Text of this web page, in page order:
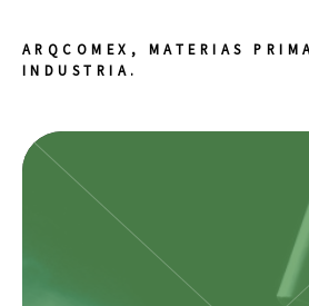
ARQCOMEX, MATERIAS
INDUSTRIA.